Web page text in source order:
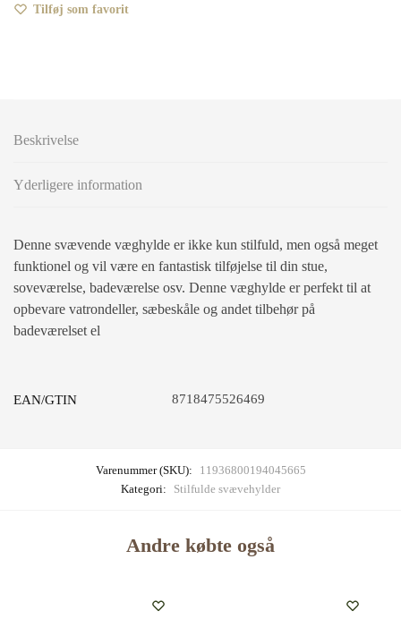
Tilføj som favorit
Beskrivelse
Yderligere information
Denne svævende væghylde er ikke kun stilfuld, men også meget
funktionel og vil være en fantastisk tilføjelse til din stue,
soveværelse, badeværelse osv. Denne væghylde er perfekt til at
opbevare vatrondeller, sæbeskåle og andet tilbehør på
badeværelset el
EAN/GTIN 8718475526469
Varenummer (SKU):
11936800194045665
Kategori:
Stilfulde svævehylder
Andre købte også